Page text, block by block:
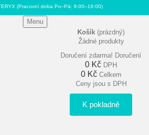
(Pracovní doba Po–Pá: 9:00–16:00)
Menu
Košík (prázdný)
Žádné produkty
Doručení zdarma! Doručení
0 Kč DPH
0 Kč Celkem
Ceny jsou s DPH
K pokladně